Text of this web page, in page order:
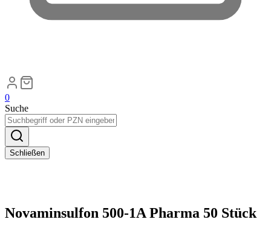
0
Suche
Schließen
Novaminsulfon 500-1A Pharma 50 Stück